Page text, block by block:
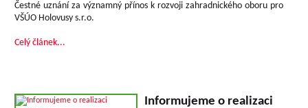
Čestné uznání za významný přínos k rozvoji zahradnického oboru pro
VŠÚO Holovusy s.r.o.
Celý článek...
Informujeme o realizaci